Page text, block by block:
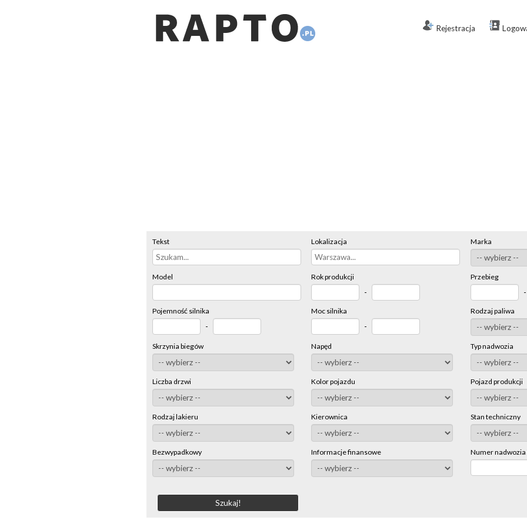
Rejestracja
Tekst Lokalizacja Marka
Model Rok produkcji
-
Przebieg
-
Pojemność silnika
-
Moc silnika
-
Rodzaj paliwa
Skrzynia biegów Napęd Typ nadwozia
Liczba drzwi Kolor pojazdu Pojazd produkcji
Rodzaj lakieru Kierownica Stan techniczny
Bezwypadkowy Informacje finansowe Numer nadwozia